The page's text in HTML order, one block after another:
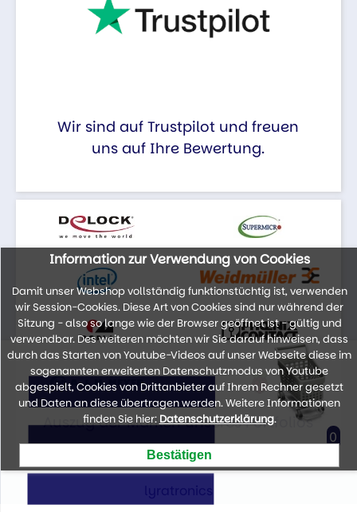
Wir sind auf Trustpilot und freuen
uns auf Ihre Bewertung.
Auszug der Marken unseres Portfolios
Information zur Verwendung von Cookies
Damit unser Webshop vollständig funktionstüchtig ist, verwenden
wir Session-Cookies. Diese Art von Cookies sind nur während der
Sitzung - also so lange wie der Browser geöffnet ist - gültig und
verwendbar. Des weiteren möchten wir Sie darauf hinweisen, dass
durch das Starten von Youtube-Videos auf unser Webseite diese im
sogenannten erweiterten Datenschutzmodus von Youtube
abgespielt, Cookies von Drittanbieter auf Ihrem Rechner gesetzt
und Daten an diese übertragen werden. Weitere Informationen
finden Sie hier: Datenschutzerklärung.
0